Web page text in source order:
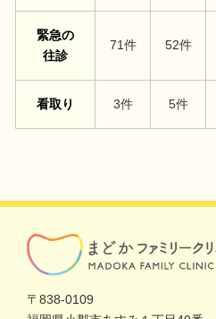
緊急の
往診
71件 52件
看取り 3件 5件
〒838-0109